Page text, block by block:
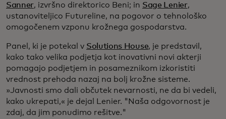
Sanner, izvršno direktorico Beni; in Sage Lenier,
ustanoviteljico Futureline, na pogovor o tehnološko
omogočenem vzponu krožnega gospodarstva.
Panel, ki je potekal v Solutions House, je predstavil,
kako tako velika podjetja kot inovativni novi akterji
pomagajo podjetjem in posameznikom izkoristiti
vrednost prehoda nazaj na bolj krožne sisteme.
»Javnosti smo dali občutek nevarnosti, ne da bi vedeli,
kako ukrepati,« je dejal Lenier. "Naša odgovornost je
zdaj, da jim ponudimo rešitve."